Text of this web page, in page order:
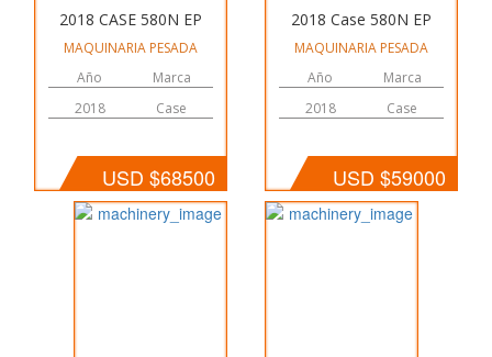
2018 CASE 580N EP
MAQUINARIA PESADA
Año
2018
Marca
Case
USD $68500
2018 Case 580N EP
MAQUINARIA PESADA
Año
2018
Marca
Case
USD $59000